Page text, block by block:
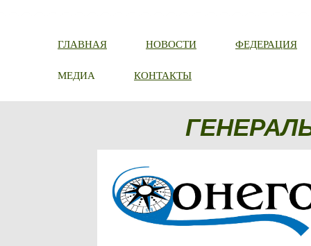
ГЛАВНАЯ НОВОСТИ ФЕДЕРАЦИЯ
МЕДИА КОНТАКТЫ